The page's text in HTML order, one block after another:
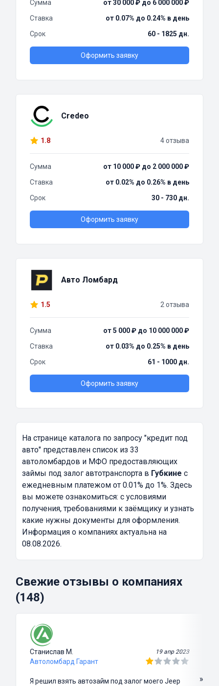
Сумма
от 30 000 ₽ до 6 000 000 ₽
Ставка
от 0.07% до 0.24% в день
Срок
60 - 1825 дн.
Оформить заявку
Credeo
1.8 4 отзыва
Сумма
от 10 000 ₽ до 2 000 000 ₽
Ставка
от 0.02% до 0.26% в день
Срок
30 - 730 дн.
Оформить заявку
Авто Ломбард
1.5 2 отзыва
Сумма
от 5 000 ₽ до 10 000 000 ₽
Ставка
от 0.03% до 0.25% в день
Срок
61 - 1000 дн.
Оформить заявку
На странице каталога по запросу "кредит под
авто" представлен список из 33
автоломбардов и МФО предоставляющих
займы под залог автотранспорта в Губкине с
ежедневным платежом от 0.01% до 1%. Здесь
вы можете ознакомиться: с условиями
получения, требованиями к заёмщику и узнать
какие нужны документы для оформления.
Информация о компаниях актуальна на
08.08.2026.
Свежие отзывы о компаниях
(148)
Станислав М. 19 апр 2023
Автоломбард Гарант
Я решил взять автозайм под залог моего Jeep
»